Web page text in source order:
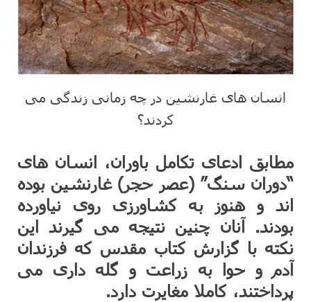
انسان های غارنشین در چه زمانی زندگی می
کردند؟
مطابق ادعای تکامل باوران، انسان های
“دوران سنگ” (عصر حجر) غارنشین بوده
اند و هنوز به کشاورزی روی نیاورده
بودند. آنان چنین نتیجه می گیرند این
نکته با گزارش کتاب مقدس که فرزندان
آدم و حوا به زراعت و گله داری می
پرداختند، کاملا مغایرت دارد.